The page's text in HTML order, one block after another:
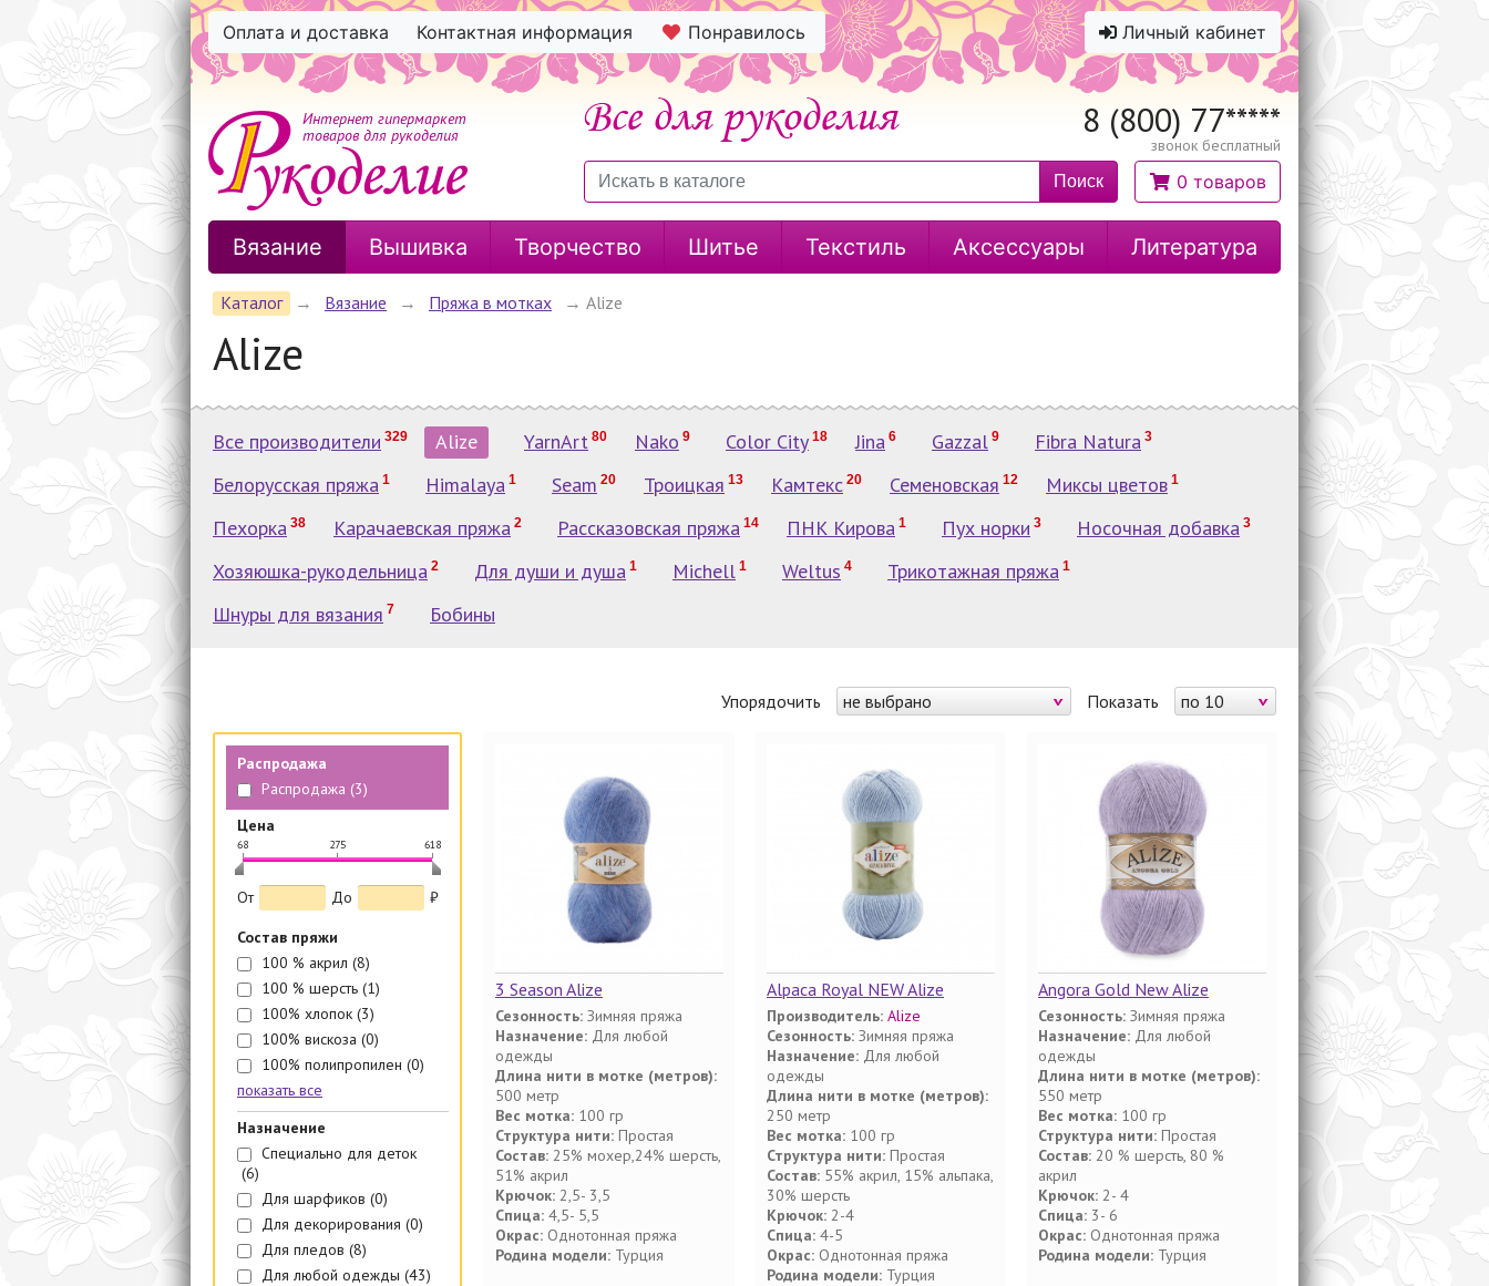
Оплата и доставка Контактная информация Понравилось Личный кабинет
8 (800) 77*****
звонок бесплатный
Поиск 0 товаров
Интернет гипермаркет
товаров для рукоделия
Вязание Вышивка Творчество Шитье Текстиль Аксессуары Литература
Каталог → Вязание → Пряжа в мотках → Alize
Alize
Все производители 329 Alize YarnArt 80 Nako 9 Color City 18 Jina 6 Gazzal 9 Fibra Natura 3
Белорусская пряжа 1 Himalaya 1 Seam 20 Троицкая 13 Камтекс 20 Семеновская 12 Миксы цветов 1
Пехорка 38 Карачаевская пряжа 2 Рассказовская пряжа 14 ПНК Кирова 1 Пух норки 3 Носочная добавка 3
Хозяюшка-рукодельница 2 Для души и душа 1 Michell 1 Weltus 4 Трикотажная пряжа 1
Шнуры для вязания 7 Бобины
Упорядочить не выбрано Показать по 10
Распродажа
Распродажа (3)
Цена
68
|
275
|
618
|
От До
₽
Состав пряжи
100 % акрил (8)
100 % шерсть (1)
100% хлопок (3)
100% вискоза (0)
100% полипропилен (0)
показать все
Назначение
Специально для деток
(6)
Для шарфиков (0)
Для декорирования (0)
Для пледов (8)
Для любой одежды (43)
3 Season Alize
Сезонность: Зимняя пряжа
Назначение: Для любой
одежды
Длина нити в мотке (метров):
500 метр
Вес мотка: 100 гр
Структура нити: Простая
Состав: 25% мохер,24% шерсть,
51% акрил
Крючок: 2,5- 3,5
Спица: 4,5- 5,5
Окрас: Однотонная пряжа
Родина модели: Турция
Alpaca Royal NEW Alize
Производитель: Alize
Сезонность: Зимняя пряжа
Назначение: Для любой
одежды
Длина нити в мотке (метров):
250 метр
Вес мотка: 100 гр
Структура нити: Простая
Состав: 55% акрил, 15% альпака,
30% шерсть
Крючок: 2-4
Спица: 4-5
Окрас: Однотонная пряжа
Родина модели: Турция
Angora Gold New Alize
Сезонность: Зимняя пряжа
Назначение: Для любой
одежды
Длина нити в мотке (метров):
550 метр
Вес мотка: 100 гр
Структура нити: Простая
Состав: 20 % шерсть, 80 %
акрил
Крючок: 2- 4
Спица: 3- 6
Окрас: Однотонная пряжа
Родина модели: Турция